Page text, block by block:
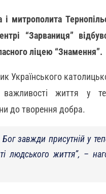
митрополита
“Зарваниця”
ліцею “Знамення”.
Українського
життя у
до творення добра.
завжди присутній у
людського життя”, –